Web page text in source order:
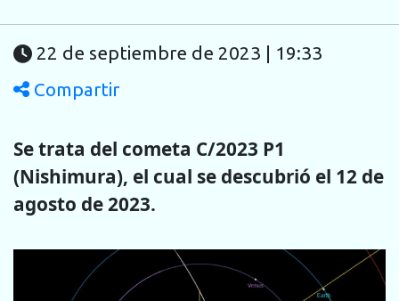
22 de septiembre de 2023 | 19:33
Compartir
Se trata del cometa C/2023 P1
(Nishimura), el cual se descubrió el 12 de
agosto de 2023.